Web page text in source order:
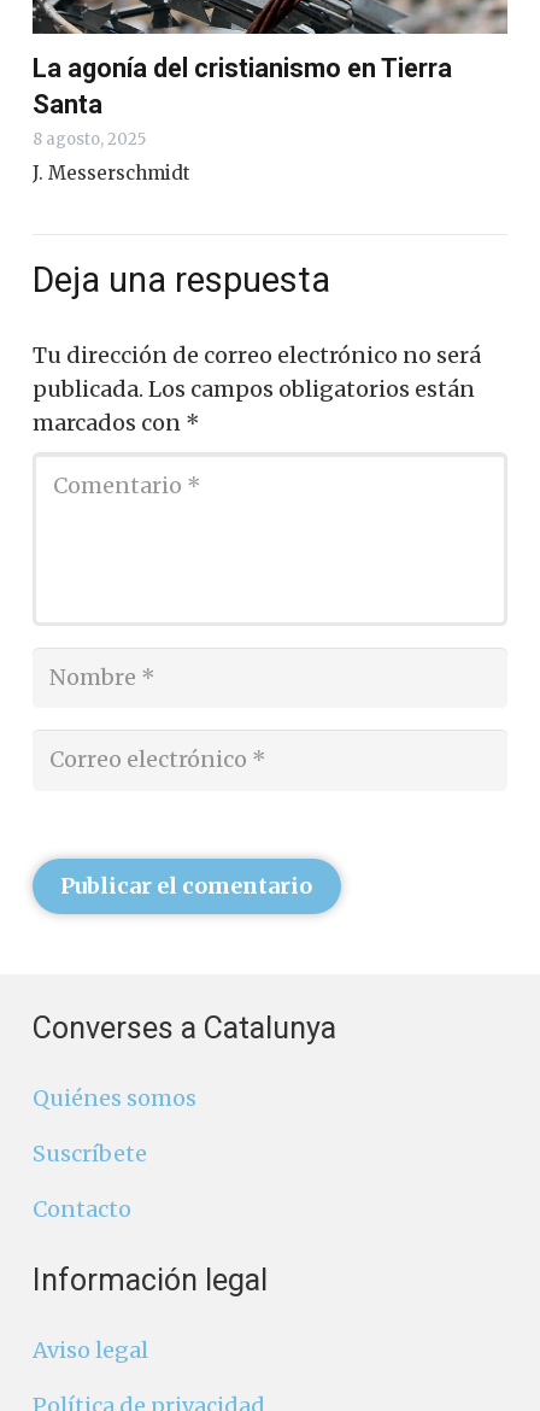
La agonía del cristianismo en Tierra
Santa
8 agosto, 2025
J. Messerschmidt
Deja una respuesta
Tu dirección de correo electrónico no será
publicada. Los campos obligatorios están
marcados con *
Publicar el comentario
Converses a Catalunya
Quiénes somos
Suscríbete
Contacto
Información legal
Aviso legal